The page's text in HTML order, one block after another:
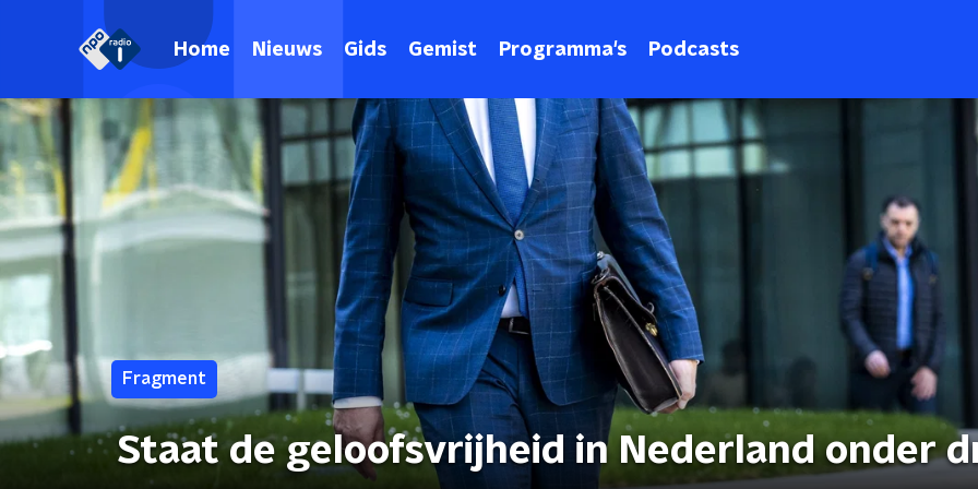
Home Nieuws Gids Gemist Programma's Podcasts
Fragment
Staat de geloofsvrijheid in Nederland onder